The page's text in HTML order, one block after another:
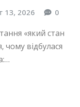
13, 2026 0
«який стан
чому відбулася